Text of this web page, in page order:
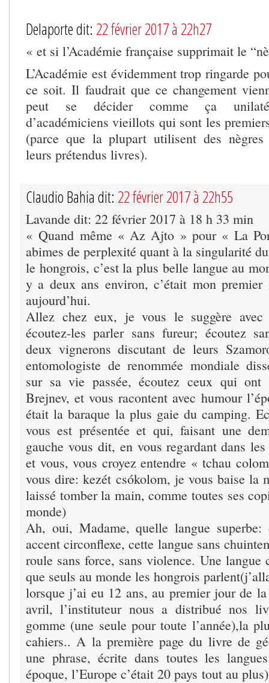
Delaporte dit: 22 février 2017 à 22h27
« et si l’Académie française supprimait le
L’Académie est évidemment trop ringarde
ce soit. Il faudrait que ce changement
peut se décider comme ça
d’académiciens vieillots qui sont les
(parce que la plupart utilisent des nègres
leurs prétendus livres).
Claudio Bahia dit: 22 février 2017 à 22h55
Lavande dit: 22 février 2017 à 18 h 33 min
« Quand même « Az Ajto » pour « La
abimes de perplexité quant à la singularité
le hongrois, c’est la plus belle langue au
y a deux ans environ, c’était mon premier
aujourd’hui.
Allez chez eux, je vous le suggère avec
écoutez-les parler sans fureur; écoutez
deux vignerons discutant de leurs
entomologiste de renommée mondiale
sur sa vie passée, écoutez ceux qui ont
Brejnev, et vous racontent avec humour
était la baraque la plus gaie du camping.
vous est présentée et qui, faisant une
gauche vous dit, en vous regardant dans
et vous, vous croyez entendre « tchau
vous dire: kezét csókolom, je vous baise la
laissé tomber la main, comme toutes ses
monde)
Ah, oui, Madame, quelle langue
accent circonflexe, cette langue sans
roule sans force, sans violence. Une langue
que seuls au monde les hongrois
lorsque j’ai eu 12 ans, au premier jour de
avril, l’instituteur nous a distribué nos
gomme (une seule pour toute l’année),la
cahiers.. A la première page du livre de
une phrase, écrite dans toutes les
époque, l’Europe c’était 20 pays tout au